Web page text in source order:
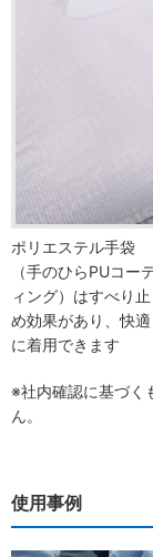
ポリエステル手袋
（手のひらPUコー
ィング）はすべり止
め効果があり、快適
に着用できます
※社内確認に基づく
ん。
使用事例